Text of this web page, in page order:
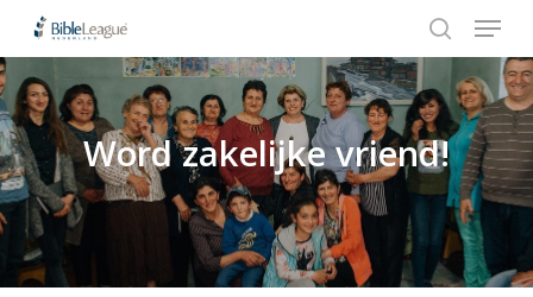
main
content
Hit enter to search or ESC to close
search
Menu
Word zakelijke vriend!
Close
Menu